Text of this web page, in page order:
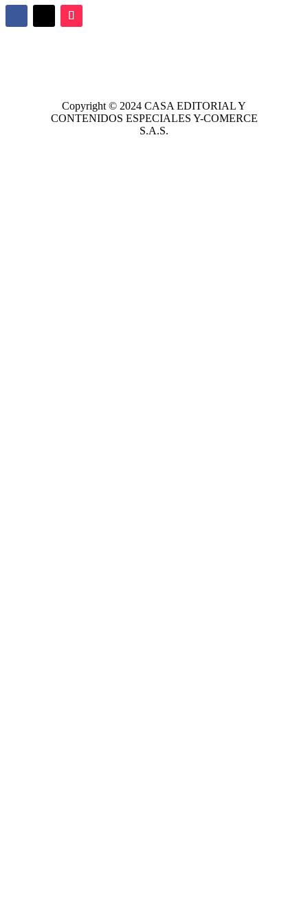
Copyright © 2024 CASA EDITORIALY
CONTENIDOS ESPECIALES Y-COMERCE
S.A.S.